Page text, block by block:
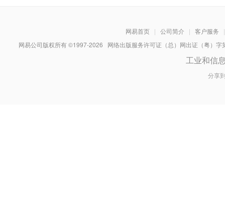
网易首页 | 公司简介 | 客户服务
|
网易公司版权所有 ©1997-2026 网络出版服务许可证（总）网出证（粤）
工业和信
分享